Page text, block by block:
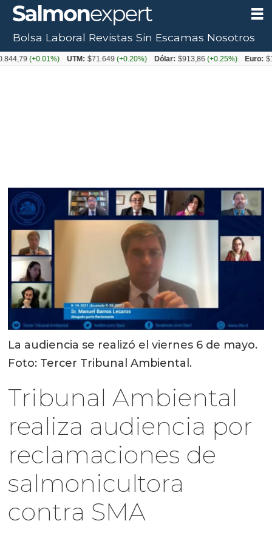
La audiencia se realizó el viernes 6 de mayo.
Foto: Tercer Tribunal Ambiental.
Tribunal Ambiental
realiza audiencia por
reclamaciones de
salmonicultora
contra SMA
Bolsa Laboral Revistas Sin Escamas Nosotros
(+0.01%) UTM: $71.649 (+0.20%) Dólar: $913,86 (+0.25%) Euro: $1053,08